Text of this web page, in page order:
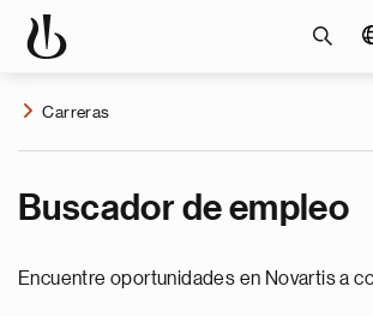
Carreras
Buscador de empleo
Encuentre oportunidades en Novartis a